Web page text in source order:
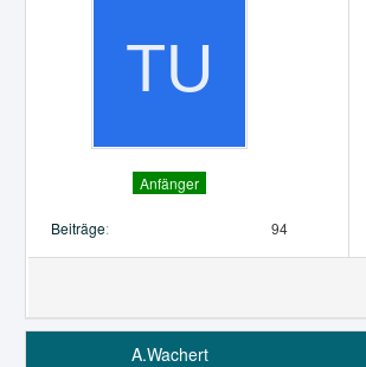
Anfänger
Beiträge 94
A.Wachert